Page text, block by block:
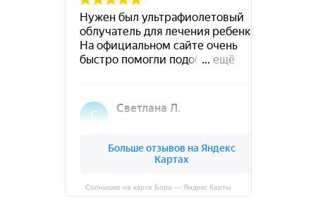
Солнышко на карте Бора — Яндекс Карты